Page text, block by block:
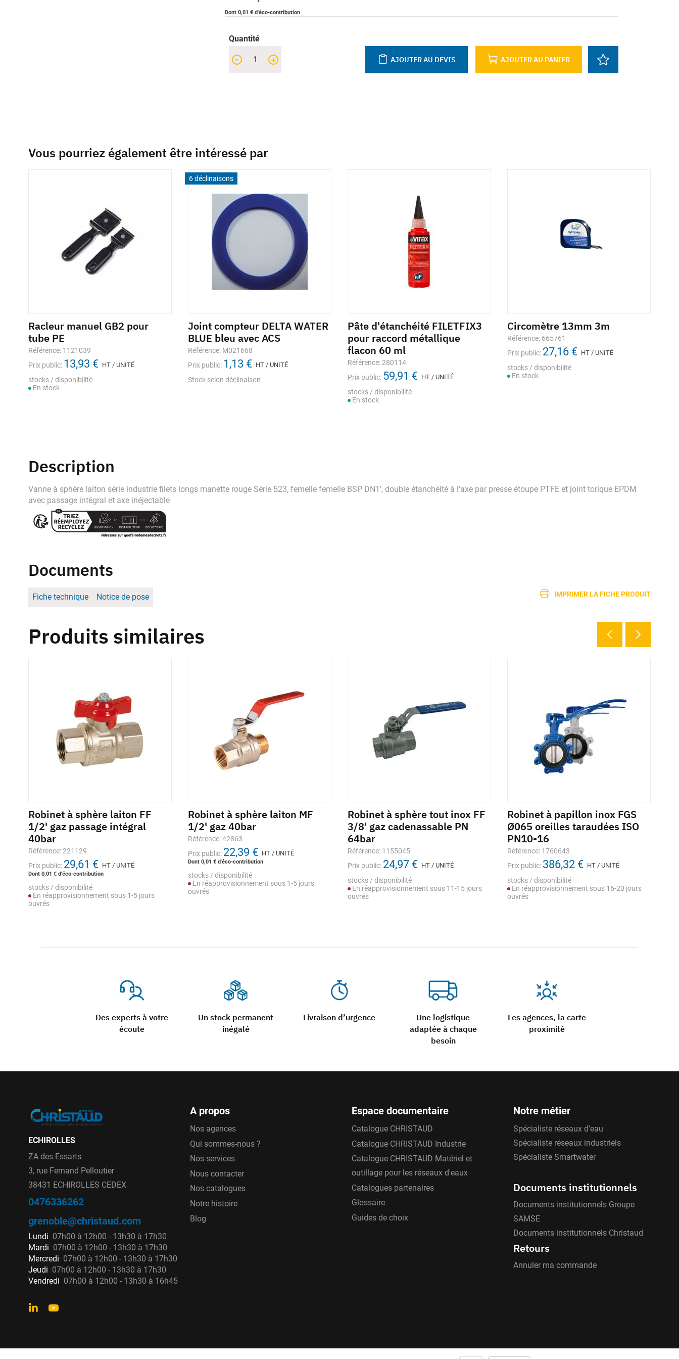
Dont 0,01 € d'éco-contribution
Quantité
+
- AJOUTER AU PANIER
AJOUTER AU DEVIS
Vous pourriez également être intéressé par
Racleur manuel GB2 pour
tube PE
Référence: 1121039
Prix public: 13,93 € HT / UNITÉ
stocks / disponibilité
En stock
6 déclinaisons
Joint compteur DELTA WATER
BLUE bleu avec ACS
Référence: M021668
Prix public: 1,13 € HT / UNITÉ
Stock selon déclinaison
Pâte d'étanchéité FILETFIX3
pour raccord métallique
flacon 60 ml
Référence: 280114
Prix public: 59,91 € HT / UNITÉ
stocks / disponibilité
En stock
Circomètre 13mm 3m
Référence: 665761
Prix public: 27,16 € HT / UNITÉ
stocks / disponibilité
En stock
Description
Vanne à sphère laiton série industrie filets longs manette rouge Série 523, femelle femelle BSP DN1', double étanchéité à l'axe par presse étoupe PTFE et joint torique EPDM
avec passage intégral et axe inéjectable
Documents
Fiche technique Notice de pose IMPRIMER LA FICHE PRODUIT
Des experts à votre
écoute
Un stock permanent
inégalé
Livraison d’urgence
Une logistique
adaptée à chaque
besoin
Les agences, la carte
proximité
Produits similaires
Robinet à sphère laiton FF
1/2' gaz passage intégral
40bar
Référence: 221129
Prix public: 29,61 € HT / UNITÉ
Dont 0,01 € d'éco-contribution
stocks / disponibilité
En réapprovisionnement sous 1-5 jours
ouvrés
Robinet à sphère laiton MF
1/2' gaz 40bar
Référence: 42863
Prix public: 22,39 € HT / UNITÉ
Dont 0,01 € d'éco-contribution
stocks / disponibilité
En réapprovisionnement sous 1-5 jours
ouvrés
Robinet à sphère tout inox FF
3/8' gaz cadenassable PN
64bar
Référence: 1155045
Prix public: 24,97 € HT / UNITÉ
stocks / disponibilité
En réapprovisionnement sous 11-15 jours
ouvrés
Robinet à papillon inox FGS
Ø065 oreilles taraudées ISO
PN10-16
Référence: 1760643
Prix public: 386,32 € HT / UNITÉ
stocks / disponibilité
En réapprovisionnement sous 16-20 jours
ouvrés
ECHIROLLES
ZA des Essarts
3, rue Fernand Pelloutier
38431 ECHIROLLES CEDEX
0476336262
grenoble@christaud.com
Lundi 07h00 à 12h00 - 13h30 à 17h30
Mardi 07h00 à 12h00 - 13h30 à 17h30
Mercredi 07h00 à 12h00 - 13h30 à 17h30
Jeudi 07h00 à 12h00 - 13h30 à 17h30
Vendredi 07h00 à 12h00 - 13h30 à 16h45
A propos
Nos agences
Qui sommes-nous ?
Nos services
Nous contacter
Nos catalogues
Notre histoire
Blog
Espace documentaire
Catalogue CHRISTAUD
Catalogue CHRISTAUD Industrie
Catalogue CHRISTAUD Matériel et
outillage pour les réseaux d'eaux
Catalogues partenaires
Glossaire
Guides de choix
Notre métier
Spécialiste réseaux d’eau
Spécialiste réseaux industriels
Spécialiste Smartwater
Documents institutionnels
Documents institutionnels Groupe
SAMSE
Documents institutionnels Christaud
Retours
Annuler ma commande